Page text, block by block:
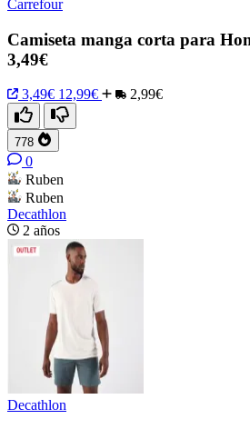
Carrefour
Camiseta manga corta para
3,49€
3,49€ 12,99€ 2,99€
778
0
Ruben
Ruben
Decathlon
2 años
Decathlon